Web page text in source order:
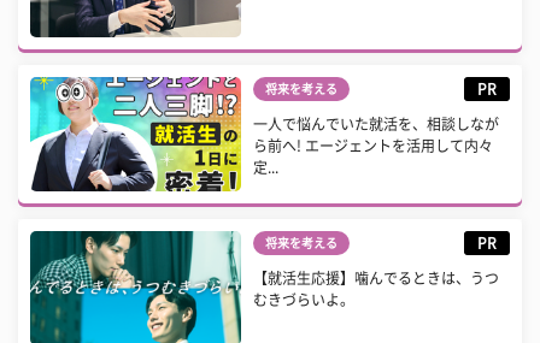
将来を考える PR
一人で悩んでいた就活を、相談しなが
ら前へ! エージェントを活用して内々
定...
将来を考える PR
【就活生応援】噛んでるときは、うつ
むきづらいよ。